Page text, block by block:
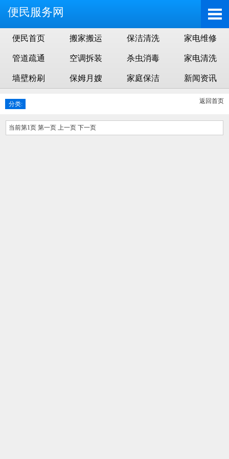
便民服务网
便民首页 搬家搬运 保洁清洗 家电维修
管道疏通 空调拆装 杀虫消毒 家电清洗
墙壁粉刷 保姆月嫂 家庭保洁 新闻资讯
返回首页
分类:
当前第1页 第一页 上一页 下一页